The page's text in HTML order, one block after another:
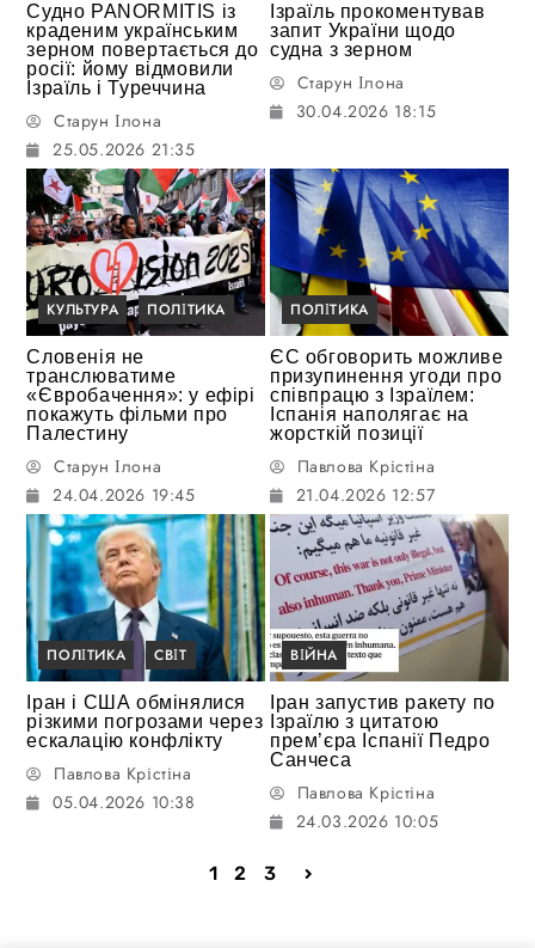
Судно PANORMITIS із
краденим українським
зерном повертається до
росії: йому відмовили
Ізраїль і Туреччина
Старун Ілона
25.05.2026 21:35
Ізраїль прокоментував
запит України щодо
судна з зерном
Старун Ілона
30.04.2026 18:15
КУЛЬТУРА ПОЛІТИКА
Словенія не
транслюватиме
«Євробачення»: у ефірі
покажуть фільми про
Палестину
Старун Ілона
24.04.2026 19:45
ПОЛІТИКА
ЄС обговорить можливе
призупинення угоди про
співпрацю з Ізраїлем:
Іспанія наполягає на
жорсткій позиції
Павлова Крістіна
21.04.2026 12:57
ПОЛІТИКА СВІТ
Іран і США обмінялися
різкими погрозами через
ескалацію конфлікту
Павлова Крістіна
05.04.2026 10:38
ВІЙНА
Іран запустив ракету по
Ізраїлю з цитатою
прем’єра Іспанії Педро
Санчеса
Павлова Крістіна
24.03.2026 10:05
1 2 3